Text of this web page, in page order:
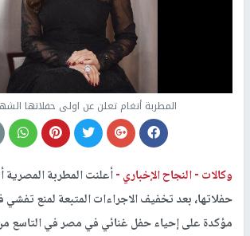
المطربة أنغام تعلن عن اولى حفلاتها
وكالات -النجاح الإخباري -أعلنت المطربة
حفلاتها، بعد تخفيف الاجراءات المتبعة لمنع
مؤكدة على إحياء حفل غنائي في مصر في التاسع